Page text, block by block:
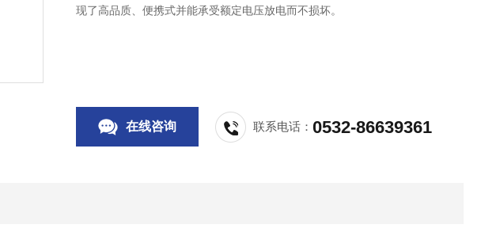
现了高品质、便携式并能承受额定电压放电而不损坏。
在线咨询 联系电话：0532-86639361